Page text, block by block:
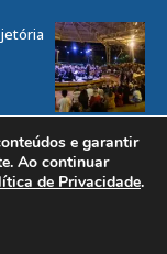
Local® -by
e garantir
Ao continuar
de Privacidade.